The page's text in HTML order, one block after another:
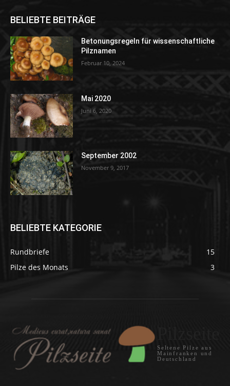
BELIEBTE BEITRÄGE
Betonungsregeln für wissenschaftliche
Pilznamen
Februar 10, 2024
Mai 2020
Juni 6, 2020
September 2002
November 9, 2017
BELIEBTE KATEGORIE
Rundbriefe
15
Pilze des Monats
3
Seltene Pilze aus
Mainfranken und
Deutschland